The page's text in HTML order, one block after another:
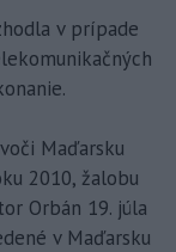
v prípade
Maďarsku
2010, žalobu
Orbán 19. júla
v Maďarsku